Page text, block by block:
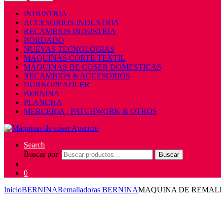
INDUSTRIA
ACCESORIOS INDUSTRIA
RECAMBIOS INDUSTRIA
BORDADO
NUEVAS TECNOLOGIAS
MAQUINAS CORTE TEXTIL
MÁQUINAS DE COSER DOMESTICAS
RECAMBIOS & ACCESORIOS
DÜRKOPP ADLER
BERNINA
PLANCHA
MERCERIA , PATCHWORK & OTROS
Search
Buscar por:
Buscar
0
InicioBERNINARemalladoras BERNINAMAQUINA DE